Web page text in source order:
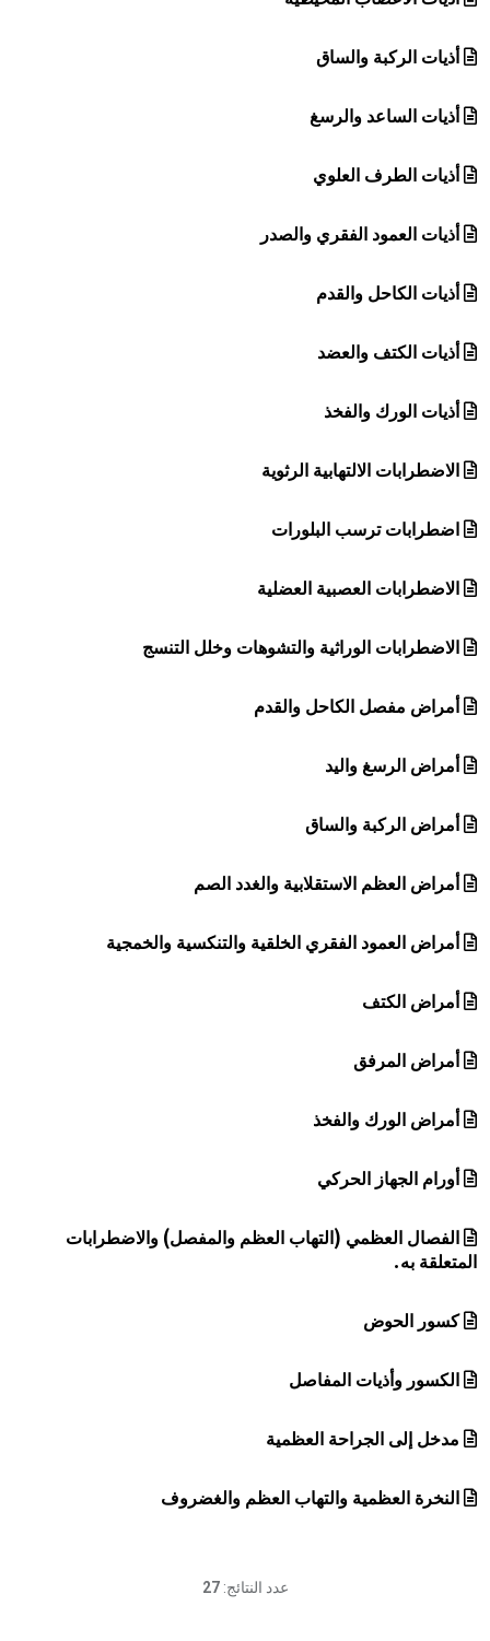
أذيات الركبة والساق
أذيات الساعد والرسغ
أذيات الطرف العلوي
أذيات العمود الفقري والصدر
أذيات الكاحل والقدم
أذيات الكتف والعضد
أذيات الورك والفخذ
الاضطرابات الالتهابية الرثوية
اضطرابات ترسب البلورات
الاضطرابات العصبية العضلية
الاضطرابات الوراثية والتشوهات وخلل التنسج
أمراض مفصل الكاحل والقدم
أمراض الرسغ واليد
أمراض الركبة والساق
أمراض العظم الاستقلابية والغدد الصم
أمراض العمود الفقري الخلقية والتنكسية والخمجية
أمراض الكتف
أمراض المرفق
أمراض الورك والفخذ
أورام الجهاز الحركي
الفصال العظمي (التهاب العظم والمفصل) والاضطرابات
المتعلقة به.
كسور الحوض
الكسور وأذيات المفاصل
مدخل إلى الجراحة العظمية
النخرة العظمية والتهاب العظم والغضروف
عدد النتائج:27